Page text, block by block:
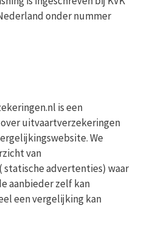
onder nummer
is een
uitvaartverzekeringen
We
van
statische advertenties) waar
aanbieder zelf kan
een vergelijking kan